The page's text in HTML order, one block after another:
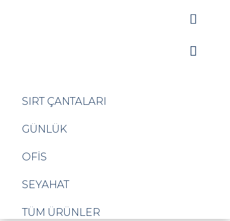


SIRT ÇANTALARI
GÜNLÜK
OFIS
SEYAHAT
TÜM ÜRÜNLER